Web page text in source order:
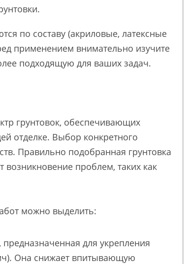
по составу (акриловые, латексные
применением внимательно изучите
подходящую для ваших задач.
грунтовок, обеспечивающих
отделке. Выбор конкретного
Правильно подобранная грунтовка
возникновение проблем, таких как
можно выделить:
для укрепления
Она снижает впитывающую